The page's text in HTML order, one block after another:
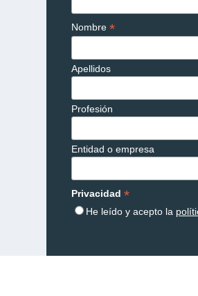
Nombre*
Apellidos
Profesión
Entidad o empresa
Privacidad*
He leído y acepto la